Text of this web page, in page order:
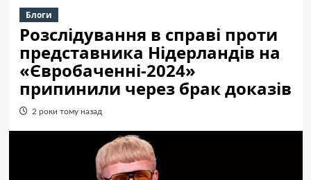
Блоги
Розслідування в справі проти
представника Нідерландів на
«Євробаченні-2024»
припинили через брак доказів
2 роки тому назад